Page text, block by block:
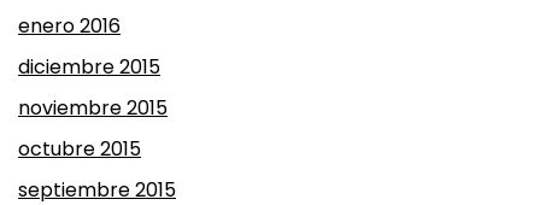
enero 2016
diciembre 2015
noviembre 2015
octubre 2015
septiembre 2015